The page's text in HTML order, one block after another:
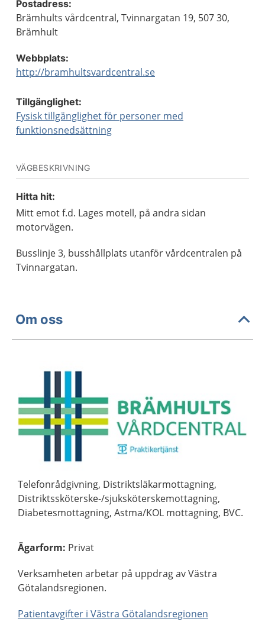
Postadress:
Brämhults vårdcentral, Tvinnargatan 19, 507 30,
Brämhult
Webbplats:
http://bramhultsvardcentral.se
Tillgänglighet:
Fysisk tillgänglighet för personer med
funktionsnedsättning
VÄGBESKRIVNING
Hitta hit:
Mitt emot f.d. Lages motell, på andra sidan
motorvägen.
Busslinje 3, busshållplats utanför vårdcentralen på
Tvinnargatan.
Om oss
Telefonrådgivning, Distriktsläkarmottagning,
Distriktssköterske-/sjuksköterskemottagning,
Diabetesmottagning, Astma/KOL mottagning, BVC.
Ägarform: Privat
Verksamheten arbetar på uppdrag av Västra
Götalandsregionen.
Patientavgifter i Västra Götalandsregionen